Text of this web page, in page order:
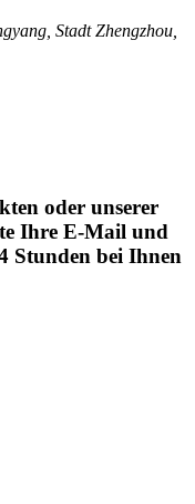
Stadt Zhengzhou,
oder unserer
Ihre E-Mail und
Stunden bei Ihnen